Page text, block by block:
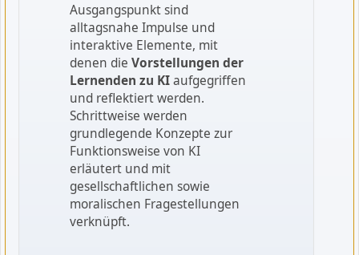
Ausgangspunkt sind
alltagsnahe Impulse und
interaktive Elemente, mit
denen die Vorstellungen der
Lernenden zu KIaufgegriffen
und reflektiert werden.
Schrittweise werden
grundlegende Konzepte zur
Funktionsweise von KI
erläutert und mit
gesellschaftlichen sowie
moralischen Fragestellungen
verknüpft.